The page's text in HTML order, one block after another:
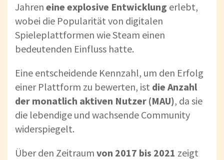
Jahren eine explosive Entwicklung erlebt,
wobei die Popularität von digitalen
Spieleplattformen wie Steam einen
bedeutenden Einfluss hatte.
Eine entscheidende Kennzahl, um den Erfolg
einer Plattform zu bewerten, ist die Anzahl
der monatlich aktiven Nutzer (MAU), da sie
die lebendige und wachsende Community
widerspiegelt.
Über den Zeitraum von 2017 bis 2021 zeigt